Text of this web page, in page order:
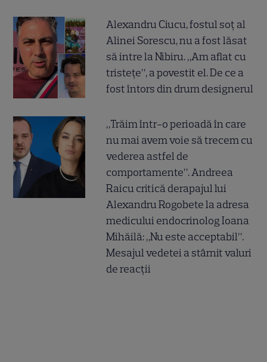
Alexandru Ciucu, fostul soț al
Alinei Sorescu, nu a fost lăsat
să intre la Nibiru. „Am aflat cu
tristețe”, a povestit el. De ce a
fost întors din drum designerul
„Trăim într-o perioadă în care
nu mai avem voie să trecem cu
vederea astfel de
comportamente”. Andreea
Raicu critică derapajul lui
Alexandru Rogobete la adresa
medicului endocrinolog Ioana
Mihăilă: „Nu este acceptabil”.
Mesajul vedetei a stârnit valuri
de reacții